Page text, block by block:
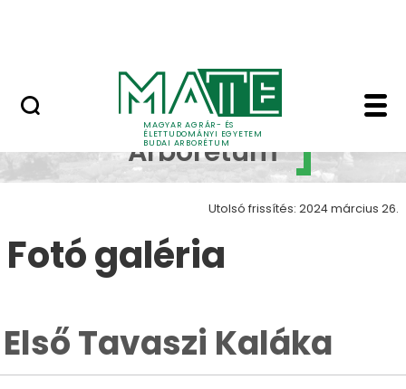
MAGYAR AGRÁR- ÉS
ÉLETTUDOMÁNYI EGYETEM
BUDAI ARBORÉTUM
Első Tavaszi Kaláka
Budai
Arborétum
Utolsó frissítés: 2024 március 26.
Fotó galéria
Első Tavaszi Kaláka